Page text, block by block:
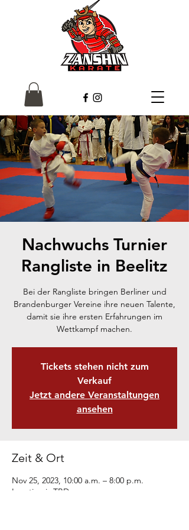
Nachwuchs Turnier
Rangliste in Beelitz
Bei der Rangliste bringen Berliner und
Brandenburger Vereine ihre neuen Talente,
damit sie ihre ersten Erfahrungen im
Wettkampf machen.
Tickets stehen nicht zum
Verkauf
Jetzt andere Veranstaltungen
ansehen
Zeit & Ort
Nov 25, 2023, 10:00 a.m. – 8:00 p.m.
Location is TBD